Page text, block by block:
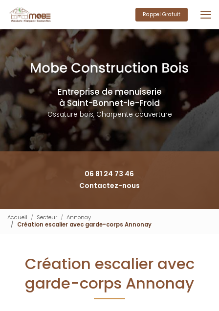
contenu
principal
Rappel Gratuit
Entreprise de menuiserie
à Saint-Bonnet-le-Froid
Ossature bois, Charpente couverture
06 81 24 73 46
Contactez-nous
Accueil Secteur
Annonay
Création escalier avec garde-corps Annonay
Création escalier avec
garde-corps Annonay